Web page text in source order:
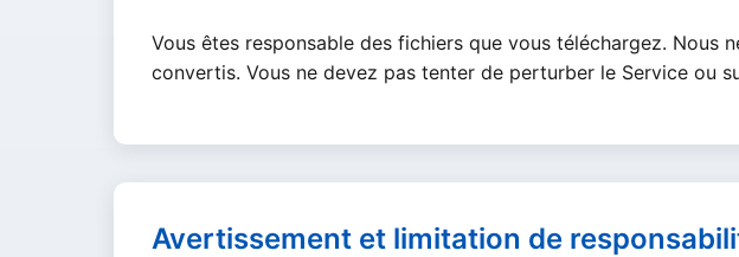
Vous êtes responsable des fichiers que vous téléchargez.
convertis. Vous ne devez pas tenter de perturber le Service ou
Avertissement et limitation de